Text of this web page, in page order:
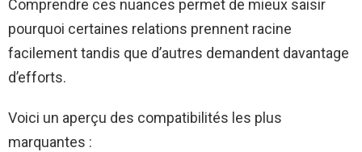
Comprendre ces nuances permet de mieux saisir
pourquoi certaines relations prennent racine
facilement tandis que d’autres demandent davantage
d’efforts.
Voici un aperçu des compatibilités les plus
marquantes :